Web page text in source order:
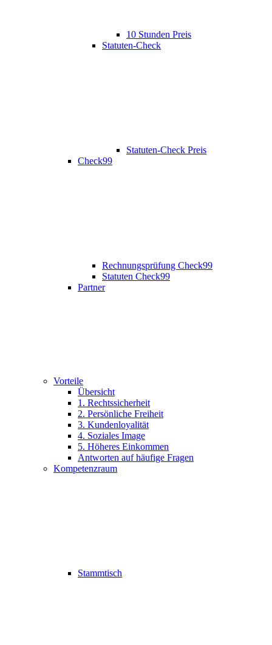
10 Stunden Preis
Statuten-Check
Statuten-Check Preis
Check99
Rechnungsprüfung Check99
Statuten Check99
Partner
Vorteile
Übersicht
1. Rechtssicherheit
2. Persönliche Freiheit
3. Kundenloyalität
4. Soziales Image
5. Höheres Einkommen
Antworten auf häufige Fragen
Kompetenzraum
Stammtisch